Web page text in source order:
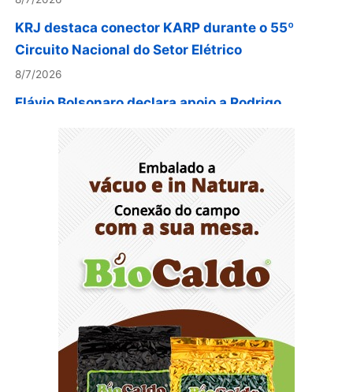
Circuito Nacional do Setor Elétrico
Senado em Sergipe
Opinião: Diplomas para um mundo que não
existe mais
Distrito Federal entra em alerta laranja de perigo
para baixa umidade do ar nesta sexta-feira (7)
Ampliada oferta de tratamento menos invasivo
para obstruções nas artérias do coração no
Hospital de Base